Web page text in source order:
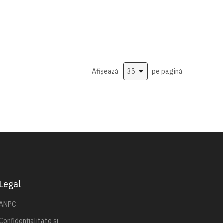
Afișează
pe pagină
Legal
Confidențialitate și